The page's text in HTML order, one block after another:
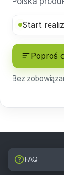
Start
Poproś
Bez
FAQ